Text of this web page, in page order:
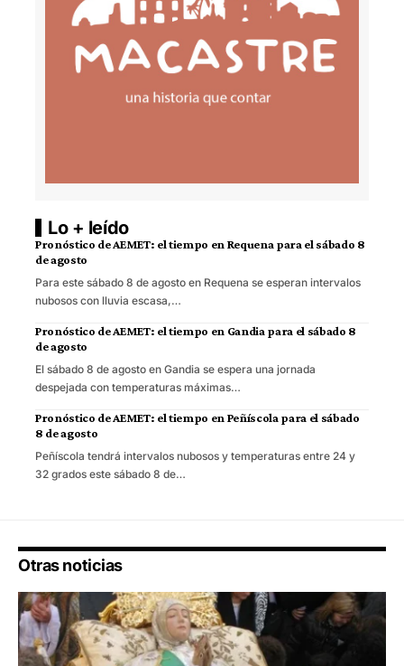
Lo + leído
Pronóstico de AEMET: el tiempo en Requena para el sábado 8
de agosto
Para este sábado 8 de agosto en Requena se esperan intervalos
nubosos con lluvia escasa,…
Pronóstico de AEMET: el tiempo en Gandia para el sábado 8
de agosto
El sábado 8 de agosto en Gandia se espera una jornada
despejada con temperaturas máximas…
Pronóstico de AEMET: el tiempo en Peñíscola para el sábado
8 de agosto
Peñíscola tendrá intervalos nubosos y temperaturas entre 24 y
32 grados este sábado 8 de…
Otras noticias